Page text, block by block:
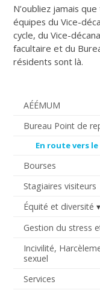
AÉÉMUM
Bureau Point de
En route vers le
Bourses
Stagiaires visiteurs
Équité et diversité
Gestion du stress
Incivilité,
sexuel
Services
N’oubliez jamais
équipes du Vice-
cycle, du Vice-
facultaire et du
résidents sont là.